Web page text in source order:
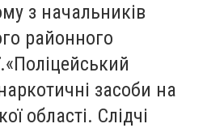
з начальників
районного
засоби на
області. Слідчі